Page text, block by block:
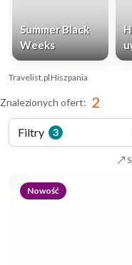
Summer Black
Weeks
Travelist.plHiszpania
Znalezionych ofert: 2
Filtry 3
Nowość